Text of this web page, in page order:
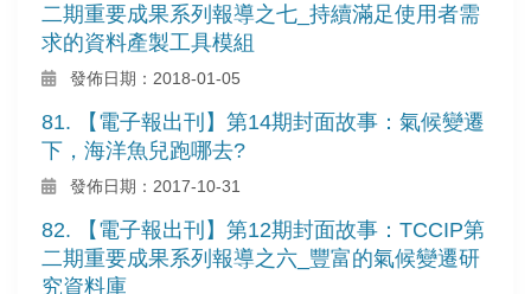
二期重要成果系列報導之七_持續滿足使用者需
求的資料產製工具模組
發佈日期：2018-01-05
81. 【電子報出刊】第14期封面故事：氣候變遷
下，海洋魚兒跑哪去?
發佈日期：2017-10-31
82. 【電子報出刊】第12期封面故事：TCCIP第
二期重要成果系列報導之六_豐富的氣候變遷研
究資料庫